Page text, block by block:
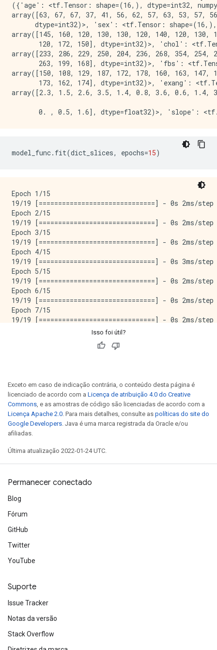
({'age': <tf.Tensor: shape=(16,), dtype=int32,
array([63, 67, 67, 37, 41, 56, 62, 57, 63, 53, 57,
dtype=int32)>, 'sex': <tf.Tensor:
array([145, 160, 120, 130, 130, 120, 140, 120, 130,
120, 172, 150], dtype=int32)>, 'chol':
array([233, 286, 229, 250, 204, 236, 268, 354, 254,
263, 199, 168], dtype=int32)>, 'fbs':
array([150, 108, 129, 187, 172, 178, 160, 163, 147,
173, 162, 174], dtype=int32)>, 'exang':
array([2.3, 1.5, 2.6, 3.5, 1.4, 0.8, 3.6, 0.6, 1.4,
model_func. fit(dict_slices, epochs=15)
Epoch 1/15
19/19 [==============================] - 0s
Epoch 2/15
19/19 [==============================] - 0s
Epoch 3/15
19/19 [==============================] - 0s
Epoch 4/15
19/19 [==============================] - 0s
Epoch 5/15
19/19 [==============================] - 0s
Epoch 6/15
19/19 [==============================] - 0s
Epoch 7/15
19/19 [==============================] - 0s
19/19 [==============================] - 0s
Epoch 11/15
19/19 [==============================] - 0s
Epoch 12/15
19/19 [==============================] - 0s
Epoch 13/15
19/19 [==============================] - 0s
Epoch 14/15
19/19 [==============================] - 0s
Epoch 15/15
Isso foi útil?
Exceto em caso de indicação contrária, o conteúdo desta página é
licenciado de acordo com a Licença de atribuição 4.0 do Creative
Commons, e as amostras de código são licenciadas de acordo com a
Licença Apache 2.0. Para mais detalhes, consulte as políticas do site do
Google Developers. Java é uma marca registrada da Oracle e/ou
afiliadas.
Última atualização 2022-01-24 UTC.
Permanecer conectado
Blog
Fórum
GitHub
Twitter
YouTube
Suporte
Issue Tracker
Notas da versão
Stack Overflow